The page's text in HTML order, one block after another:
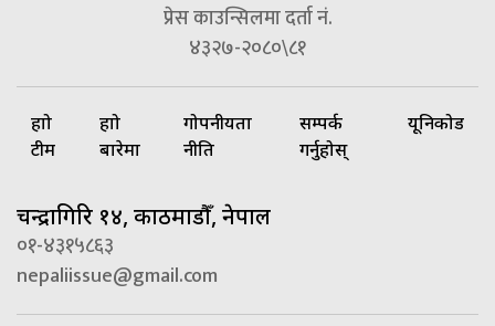
प्रेस काउन्सिलमा दर्ता नं.
४३२७-२०८०\८१
हाम्रो
टीम
हाम्रो
बारेमा
गोपनीयता
नीति
सम्पर्क
गर्नुहोस्
यूनिकोड
चन्द्रागिरि १४, काठमाडौँ, नेपाल
०१-४३१५८६३
nepaliissue@gmail.com